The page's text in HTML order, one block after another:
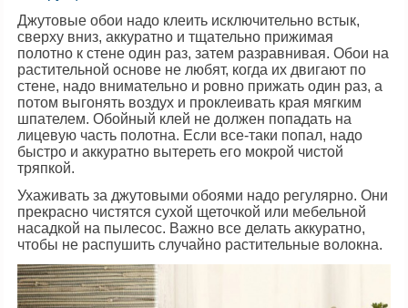
Джутовые обои надо клеить исключительно встык,
сверху вниз, аккуратно и тщательно прижимая
полотно к стене один раз, затем разравнивая. Обои на
растительной основе не любят, когда их двигают по
стене, надо внимательно и ровно прижать один раз, а
потом выгонять воздух и проклеивать края мягким
шпателем. Обойный клей не должен попадать на
лицевую часть полотна. Если все-таки попал, надо
быстро и аккуратно вытереть его мокрой чистой
тряпкой.
Ухаживать за джутовыми обоями надо регулярно. Они
прекрасно чистятся сухой щеточкой или мебельной
насадкой на пылесос. Важно все делать аккуратно,
чтобы не распушить случайно растительные волокна.